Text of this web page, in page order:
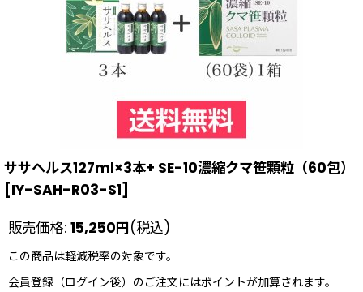
ササヘルス127ml×3本+ SE-10濃縮クマ笹顆粒（60包）
[IY-SAH-R03-S1]
販売価格: 15,250円(税込)
この商品は軽減税率の対象です。
会員登録（ログイン後）のご注文にはポイントが加算されます。